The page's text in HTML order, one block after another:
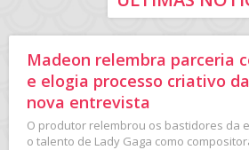
Madeon relembra parceria
e elogia processo criativo
nova entrevista
O produtor relembrou os bastidores da
o talento de Lady Gaga como